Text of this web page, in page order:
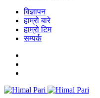
विज्ञापन
हाम्रो बारे
हाम्रो टिम
सम्पर्क